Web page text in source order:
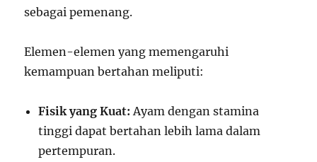
sebagai pemenang.
Elemen-elemen yang memengaruhi
kemampuan bertahan meliputi:
Fisik yang Kuat: Ayam dengan stamina
tinggi dapat bertahan lebih lama dalam
pertempuran.